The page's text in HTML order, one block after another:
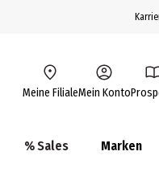
Meine FilialeMein Konto
% Sales Marken